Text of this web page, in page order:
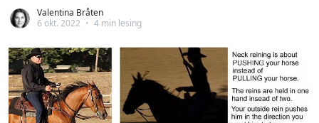
Valentina Bråten
6 okt. 2022 • 4 min lesing